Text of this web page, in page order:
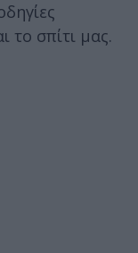
το σπίτι μας.